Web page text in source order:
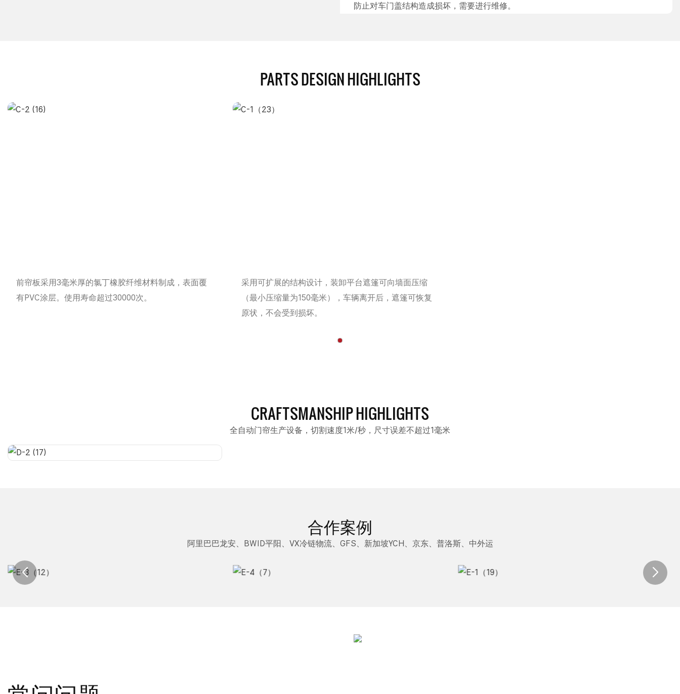
防止对车门盖结构造成损坏，需要进行维修。
PARTS DESIGN HIGHLIGHTS
前帘板采用3毫米厚的氯丁橡胶纤维材料制成，表面覆
有PVC涂层。使用寿命超过30000次。
采用可扩展的结构设计，装卸平台遮篷可向墙面压缩
（最小压缩量为150毫米），车辆离开后，遮篷可恢复
原状，不会受到损坏。
CRAFTSMANSHIP HIGHLIGHTS
全自动门帘生产设备，切割速度1米/秒，尺寸误差不超过1毫米
合作案例
阿里巴巴龙安、BWID平阳、VX冷链物流、GFS、新加坡YCH、京东、普洛斯、中外运